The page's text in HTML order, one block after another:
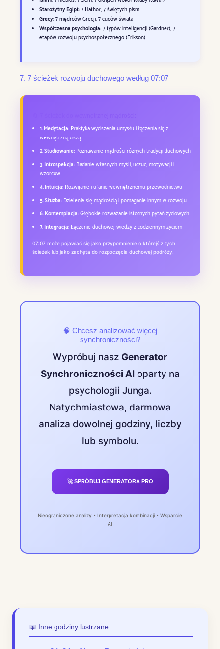
Starożytny Egipt:7 Hathor, 7 świętych pism
Grecy:7 mędrców Grecji, 7 cudów świata
Współczesna psychologia:7 typów inteligencji (Gardner), 7
etapów rozwoju psychospołecznego (Erikson)
7. 7 ścieżek rozwoju duchowego według 07:07
1. Medytacja: Praktyka wyciszenia umysłu i łączenia się z
wewnętrzną ciszą
2. Studiowanie: Poznawanie mądrości różnych tradycji duchowych
3. Introspekcja: Badanie własnych myśli, uczuć, motywacji i
wzorców
4. Intuicja: Rozwijanie i ufanie wewnętrznemu przewodnictwu
5. Służba: Dzielenie się mądrością i pomaganie innym w rozwoju
6. Kontemplacja:Głębokie rozważanie istotnych pytań życiowych
7. Integracja:Łączenie duchowej wiedzy z codziennym życiem
07:07 może pojawiać się jako przypomnienie o którejś z tych
ścieżek lub jako zachęta do rozpoczęcia duchowej podróży.
🧠 Chcesz analizować więcej
synchroniczności?
Wypróbuj nasz Generator
Synchroniczności AI oparty na
psychologii Junga.
Natychmiastowa, darmowa
analiza dowolnej godziny, liczby
lub symbolu.
🚀 SPRÓBUJ GENERATORA PRO
Nieograniczone analizy • Interpretacja kombinacji • Wsparcie
AI
📖 Inne godziny lustrzane